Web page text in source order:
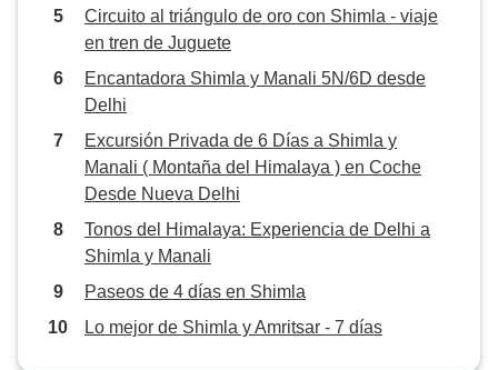
Circuito al triángulo de oro con Shimla - viaje
en tren de Juguete
Encantadora Shimla y Manali 5N/6D desde
Delhi
Excursión Privada de 6 Días a Shimla y
Manali ( Montaña del Himalaya ) en Coche
Desde Nueva Delhi
Tonos del Himalaya: Experiencia de Delhi a
Shimla y Manali
Paseos de 4 días en Shimla
Lo mejor de Shimla y Amritsar - 7 días